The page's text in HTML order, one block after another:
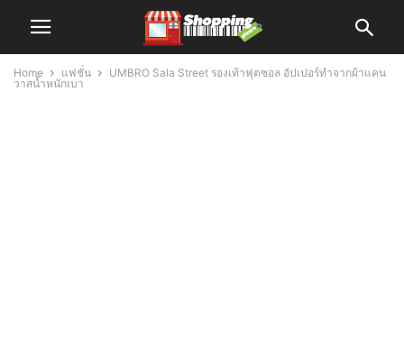
Home แฟชั่น
UMBRO Sala Street รองเท้าฟุตซอล อัปเปอร์ทำจากผ้าแคน
วาสน้ำหนักเบา